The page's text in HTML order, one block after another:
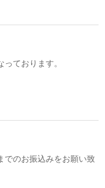
ております。
でのお振込みをお願い致